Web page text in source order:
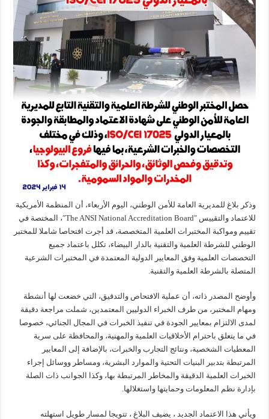
وذكر بلاغ للمديرية العامة للأمن الوطني، اليوم الأربعاء، أن المنظمة الأمريكية
للاعتماد والتقييس ″The ANSI National Accreditation Board″، المختصة في
تقييم ومواكبة المختبرات العلمية المتخصصة، قد أجرت افتحاصا شاملا للمختبر
الوطني للشرطة العلمية والتقنية بالدار البيضاء، تكلل باعتماد جميع
التخصصات العلمية وفق المعايير الدولية المعتمدة في المختبرات الشرعية
المتصلة بالشرطة العلمية والتقنية.
وأوضح المصدر ذاته، أن عملية الافتحاص والتدقيق، التي خضعت لها أنشطة
ومهام المختبر، من طرف الخبراء الدوليين المعتمدين، شملت مراجعة دقيقة
لمدى الالتزام بمعايير الجودة في تنفيذ الخبرات في المجال الجنائي، خصوصا
في ما يتعلق باحترام الأخلاقيات العلمية والمهنية، والمحافظة على سرية
المعطيات الشخصية، ونتائج التجارب والخبرات، بالإضافة إلى المعايير
المرتبطة بتدبير البنيات التحتية والموارد البشرية، ومساطر ووسائل إجراء
الخبرات العلمية الدقيقة والمخاطر المرتبطة بها، وكذا الجوانب ذات الصلة
بإدارة نظم المعلومات وحمايتها واستغلالها.
ويأتي هذا الاعتماد الجديد ، يضيف البلاغ ، تتويجا لمسار طويل استهلته